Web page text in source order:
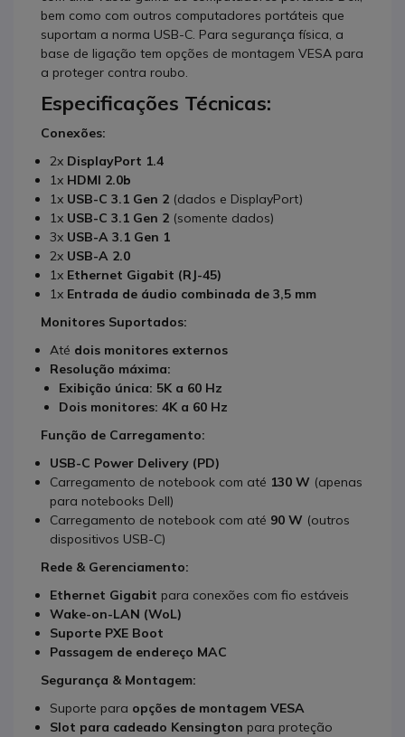
bem como com outros computadores portáteis que
suportam a norma USB-C. Para segurança física, a
base de ligação tem opções de montagem VESA para
a proteger contra roubo.
Especificações Técnicas:
Conexões:
2x DisplayPort 1.4
1x HDMI 2.0b
1x USB-C 3.1 Gen 2 (dados e DisplayPort)
1x USB-C 3.1 Gen 2 (somente dados)
3x USB-A 3.1 Gen 1
2x USB-A 2.0
1x Ethernet Gigabit (RJ-45)
1x Entrada de áudio combinada de 3,5 mm
Monitores Suportados:
Até dois monitores externos
Resolução máxima:
Exibição única: 5K a 60 Hz
Dois monitores: 4K a 60 Hz
Função de Carregamento:
USB-C Power Delivery (PD)
Carregamento de notebook com até 130 W (apenas
para notebooks Dell)
Carregamento de notebook com até 90 W (outros
dispositivos USB-C)
Rede & Gerenciamento:
Ethernet Gigabit para conexões com fio estáveis
Wake-on-LAN (WoL)
Suporte PXE Boot
Passagem de endereço MAC
Segurança & Montagem:
Suporte para opções de montagem VESA
Slot para cadeado Kensington para proteção